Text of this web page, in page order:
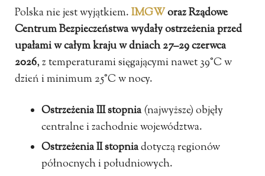
Polska nie jest wyjątkiem.IMGWoraz Rządowe
Centrum Bezpieczeństwa wydały ostrzeżenia przed
upałami w całym kraju w dniach 27–29 czerwca
2026, z temperaturami sięgającymi nawet 39°C w
dzień i minimum 25°C w nocy.
Ostrzeżenia III stopnia(najwyższe) objęły
centralne i zachodnie województwa.
Ostrzeżenia II stopniadotyczą regionów
północnych i południowych.